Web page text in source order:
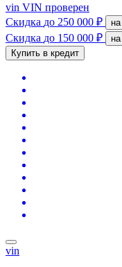
vin VIN проверен
Скидка до 250 000 ₽
Скидка до 150 000 ₽
Купить в кредит
vin